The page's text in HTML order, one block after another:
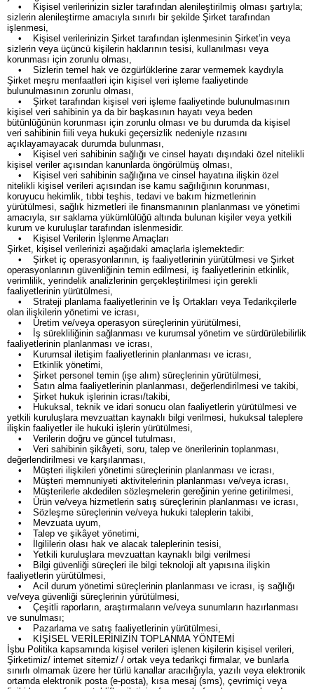
• Kişisel verilerinizin sizler tarafından alenileştirilmiş olması şartıyla;
sizlerin alenileştirme amacıyla sınırlı bir şekilde Şirket tarafından
işlenmesi,
• Kişisel verilerinizin Şirket tarafından işlenmesinin Şirket’in veya
sizlerin veya üçüncü kişilerin haklarının tesisi, kullanılması veya
korunması için zorunlu olması,
• Sizlerin temel hak ve özgürlüklerine zarar vermemek kaydıyla
Şirket meşru menfaatleri için kişisel veri işleme faaliyetinde
bulunulmasının zorunlu olması,
• Şirket tarafından kişisel veri işleme faaliyetinde bulunulmasının
kişisel veri sahibinin ya da bir başkasının hayatı veya beden
bütünlüğünün korunması için zorunlu olması ve bu durumda da kişisel
veri sahibinin fiili veya hukuki geçersizlik nedeniyle rızasını
açıklayamayacak durumda bulunması,
• Kişisel veri sahibinin sağlığı ve cinsel hayatı dışındaki özel nitelikli
kişisel veriler açısından kanunlarda öngörülmüş olması,
• Kişisel veri sahibinin sağlığına ve cinsel hayatına ilişkin özel
nitelikli kişisel verileri açısından ise kamu sağılığının korunması,
koruyucu hekimlik, tıbbi teşhis, tedavi ve bakım hizmetlerinin
yürütülmesi, sağlık hizmetleri ile finansmanının planlanması ve yönetimi
amacıyla, sır saklama yükümlülüğü altında bulunan kişiler veya yetkili
kurum ve kuruluşlar tarafından islenmesidir.
• Kişisel Verilerin İşlenme Amaçları
Şirket, kişisel verilerinizi aşağıdaki amaçlarla işlemektedir:
• Şirket iç operasyonlarının, iş faaliyetlerinin yürütülmesi ve Şirket
operasyonlarının güvenliğinin temin edilmesi, iş faaliyetlerinin etkinlik,
verimlilik, yerindelik analizlerinin gerçekleştirilmesi için gerekli
faaliyetlerinin yürütülmesi,
• Strateji planlama faaliyetlerinin ve İş Ortakları veya Tedarikçilerle
olan ilişkilerin yönetimi ve icrası,
• Üretim ve/veya operasyon süreçlerinin yürütülmesi,
• İş sürekliliğinin sağlanması ve kurumsal yönetim ve sürdürülebilirlik
faaliyetlerinin planlanması ve icrası,
• Kurumsal iletişim faaliyetlerinin planlanması ve icrası,
• Etkinlik yönetimi,
• Şirket personel temin (işe alım) süreçlerinin yürütülmesi,
• Satın alma faaliyetlerinin planlanması, değerlendirilmesi ve takibi,
• Şirket hukuk işlerinin icrası/takibi,
• Hukuksal, teknik ve idari sonucu olan faaliyetlerin yürütülmesi ve
yetkili kuruluşlara mevzuattan kaynaklı bilgi verilmesi, hukuksal taleplere
ilişkin faaliyetler ile hukuki işlerin yürütülmesi,
• Verilerin doğru ve güncel tutulması,
• Veri sahibinin şikâyeti, soru, talep ve önerilerinin toplanması,
değerlendirilmesi ve karşılanması,
• Müşteri ilişkileri yönetimi süreçlerinin planlanması ve icrası,
• Müşteri memnuniyeti aktivitelerinin planlanması ve/veya icrası,
• Müşterilerle akdedilen sözleşmelerin gereğinin yerine getirilmesi,
• Ürün ve/veya hizmetlerin satış süreçlerinin planlanması ve icrası,
• Sözleşme süreçlerinin ve/veya hukuki taleplerin takibi,
• Mevzuata uyum,
• Talep ve şikâyet yönetimi,
• İlgililerin olası hak ve alacak taleplerinin tesisi,
• Yetkili kuruluşlara mevzuattan kaynaklı bilgi verilmesi
• Bilgi güvenliği süreçleri ile bilgi teknoloji alt yapısına ilişkin
faaliyetlerin yürütülmesi,
• Acil durum yönetimi süreçlerinin planlanması ve icrası, iş sağlığı
ve/veya güvenliği süreçlerinin yürütülmesi,
• Çeşitli raporların, araştırmaların ve/veya sunumların hazırlanması
ve sunulması;
• Pazarlama ve satış faaliyetlerinin yürütülmesi,
• KİŞİSEL VERİLERİNİZİN TOPLANMA YÖNTEMİ
İşbu Politika kapsamında kişisel verileri işlenen kişilerin kişisel verileri,
Şirketimiz/ internet sitemiz/ / ortak veya tedarikçi firmalar, ve bunlarla
sınırlı olmamak üzere her türlü kanallar aracılığıyla, yazılı veya elektronik
ortamda elektronik posta (e-posta), kısa mesaj (sms), çevrimiçi veya